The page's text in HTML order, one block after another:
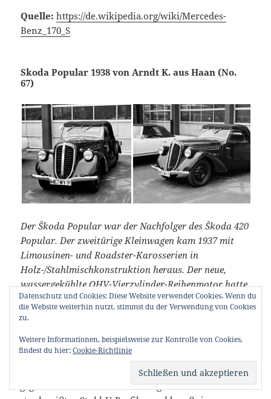
Quelle: https://de.wikipedia.org/wiki/Mercedes-
Benz_170_S
Skoda Popular 1938 von Arndt K. aus Haan (No.
67)
Der Škoda Popular war der Nachfolger des Škoda 420
Popular. Der zweitürige Kleinwagen kam 1937 mit
Limousinen- und Roadster-Karosserien in
Holz-/Stahlmischkonstruktion heraus. Der neue,
wassergekühlte OHV-Vierzylinder-Reihenmotor hatte
einen Hubraum von 995 cm³ und eine Leistung von 20
kW (27 PS). Er beschleunigte das 470–800 kg schwere
das an der Hinterachse angeflanschte Getriebe
(Transaxle-Bauweise) wurde die Antriebskraft an die
Hinterräder weitergeleitet. Der vorne und hinten
gegabelte Skelettrahmen des Wagens bestand aus
Datenschutz und Cookies: Diese Website verwendet Cookies. Wenn du
die Website weiterhin nutzt, stimmst du der Verwendung von Cookies
zu.
Weitere Informationen, beispielsweise zur Kontrolle von Cookies,
findest du hier:Cookie-Richtlinie